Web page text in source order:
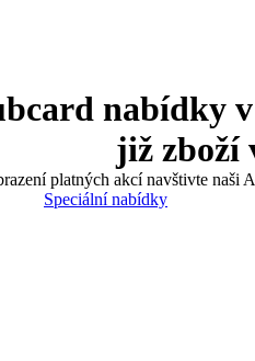
nabídky
již zboží
platných akcí navštivte naši
Speciální nabídky